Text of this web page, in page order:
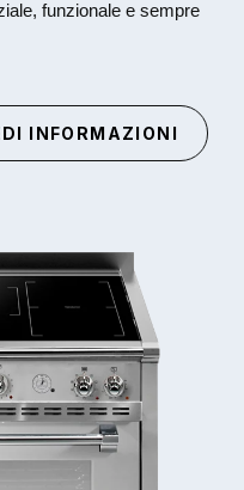
funzionale e sempre
INFORMAZIONI